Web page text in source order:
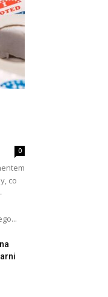
0
co